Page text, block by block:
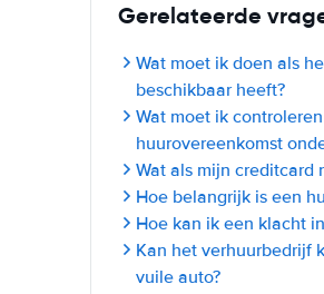
Gerelateerde
Wat moet ik doen als
beschikbaar heeft?
Wat moet ik
huurovereenkomst
Wat als mijn creditcard
Hoe belangrijk is een
Hoe kan ik een klacht
Kan het verhuurbedrijf
vuile auto?